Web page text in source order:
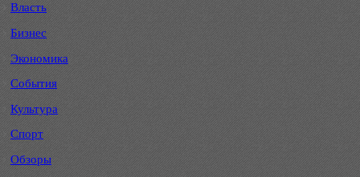
Власть
Бизнес
Экономика
События
Культура
Спорт
Обзоры